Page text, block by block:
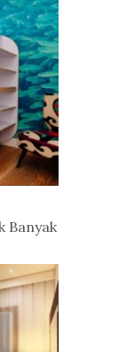
Banyak